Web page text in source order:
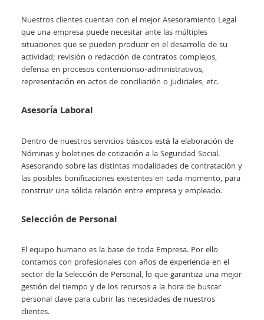
Nuestros clientes cuentan con el mejor Asesoramiento Legal
que una empresa puede necesitar ante las múltiples
situaciones que se pueden producir en el desarrollo de su
actividad; revisión o redacción de contratos complejos,
defensa en procesos contencionso-administrativos,
representación en actos de conciliación o judiciales, etc.
Asesoría Laboral
Dentro de nuestros servicios básicos está la elaboración de
Nóminas y boletines de cotización a la Seguridad Social.
Asesorando sobre las distintas modalidades de contratación y
las posibles bonificaciones existentes en cada momento, para
construir una sólida relación entre empresa y empleado.
Selección de Personal
El equipo humano es la base de toda Empresa. Por ello
contamos con profesionales con años de experiencia en el
sector de la Selección de Personal, lo que garantiza una mejor
gestión del tiempo y de los recursos a la hora de buscar
personal clave para cubrir las necesidades de nuestros
clientes.